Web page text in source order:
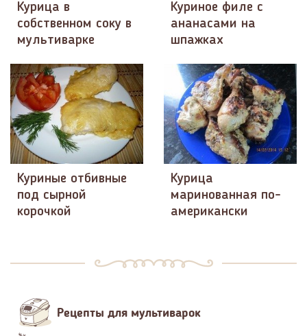
Курица в
собственном соку в
мультиварке
Куриное филе с
ананасами на
шпажках
Куриные отбивные
под сырной
корочкой
Курица
маринованная по-
американски
Рецепты для мультиварок